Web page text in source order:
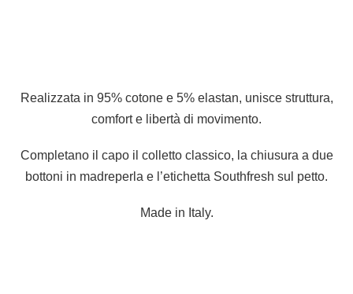
Realizzata in 95% cotone e 5% elastan, unisce struttura,
comfort e libertà di movimento.
Completano il capo il colletto classico, la chiusura a due
bottoni in madreperla e l’etichetta Southfresh sul petto.
Made in Italy.